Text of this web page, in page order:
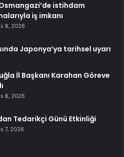
istihdam
iş imkanı
8, 2026
Japonya’ya tarihsel uyarı
İl Başkanı Karahan Göreve
8, 2026
Tedarikçi Günü Etkinliği
7, 2026